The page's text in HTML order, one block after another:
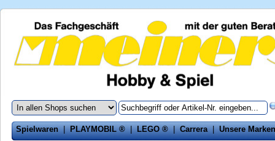
Spielwaren|PLAYMOBIL ®|LEGO ®|Carrera|Unsere Marken